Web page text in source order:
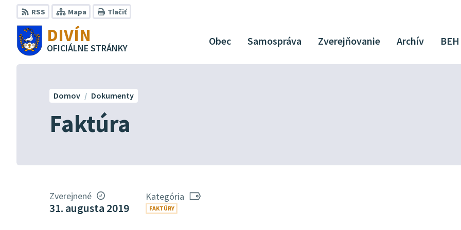
Preskočiť
na
obsah
RSS Mapa Tlačiť
DIVÍN
OFICIÁLNE STRÁNKY
Obec Samospráva Zverejňovanie Archív BEH
Faktúra
Domov Dokumenty
Zverejnené
31. augusta 2019
Kategória
FAKTÚRY